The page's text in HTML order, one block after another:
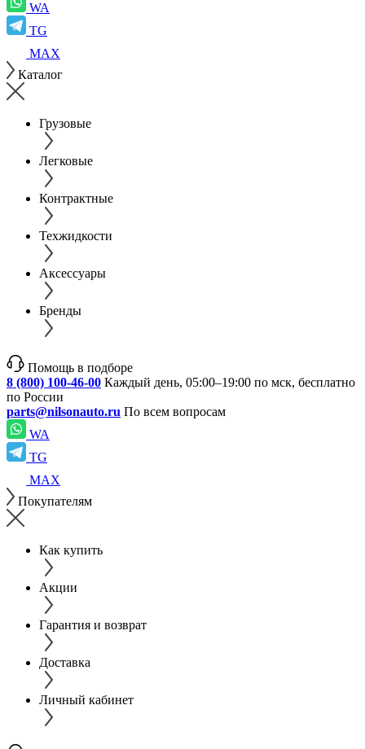
WA
TG
MAX
Каталог
Грузовые
Легковые
Контрактные
Техжидкости
Аксессуары
Бренды
Помощь в подборе
8 (800) 100-46-00 Каждый день, 05:00–19:00 по мск, бесплатно
по России
parts@nilsonauto.ru По всем вопросам
WA
TG
MAX
Покупателям
Как купить
Акции
Гарантия и возврат
Доставка
Личный кабинет